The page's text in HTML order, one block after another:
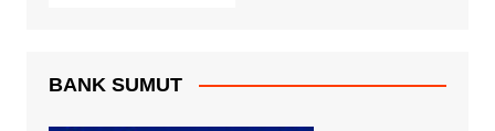
BANK SUMUT